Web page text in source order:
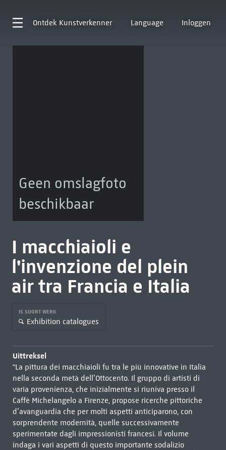
Ontdek Kunstverkenner Language Inloggen
Geen omslagfoto
beschikbaar
I macchiaioli e
l'invenzione del plein
air tra Francia e Italia
IS SOORT WERK
Exhibition catalogues
Uittreksel
"La pittura dei macchiaioli fu tra le più innovative in Italia
nella seconda metà dell’Ottocento. Il gruppo di artisti di
varia provenienza, che inizialmente si riuniva presso il
Caffè Michelangelo a Firenze, propose ricerche pittoriche
d’avanguardia che per molti aspetti anticiparono, con
sorprendente modernità, quelle successivamente
sperimentate dagli impressionisti francesi. Il volume
indaga i vari aspetti di questo importante sodalizio